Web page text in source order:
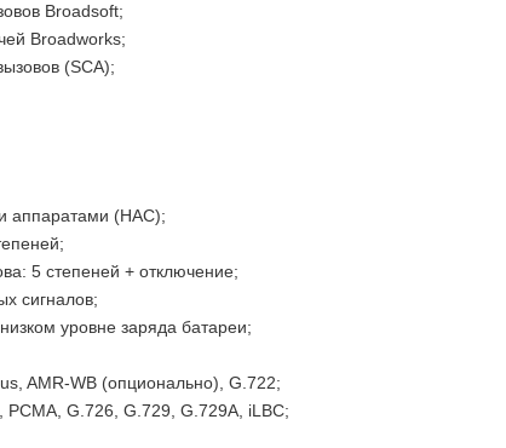
Broadsoft;
Broadworks;
(SCA);
аппаратами (HAC);
5 степеней + отключение;
сигналов;
уровне заряда батареи;
AMR-WB (опционально), G.722;
PCMA, G.726, G.729, G.729A, iLBC;